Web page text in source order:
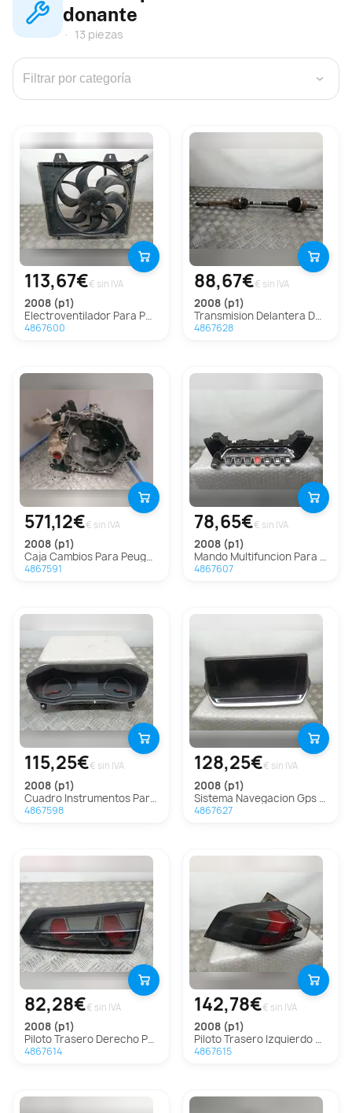
donante
13 piezas
›
113,67€€ sin IVA
2008 (p1)
Electroventilador Para Peugeot 2008
4867600
88,67€€ sin IVA
2008 (p1)
Transmision Delantera Derecha Para Peugeot 2008
4867628
571,12€€ sin IVA
2008 (p1)
Caja Cambios Para Peugeot 2008
4867591
78,65€€ sin IVA
2008 (p1)
Mando Multifuncion Para Peugeot 2008
4867607
115,25€€ sin IVA
2008 (p1)
Cuadro Instrumentos Para Peugeot 2008
4867598
128,25€€ sin IVA
2008 (p1)
Sistema Navegacion Gps Para Peugeot 2008
4867627
82,28€€ sin IVA
2008 (p1)
Piloto Trasero Derecho Para Peugeot 2008
4867614
142,78€€ sin IVA
2008 (p1)
Piloto Trasero Izquierdo Para Peugeot 2008
4867615